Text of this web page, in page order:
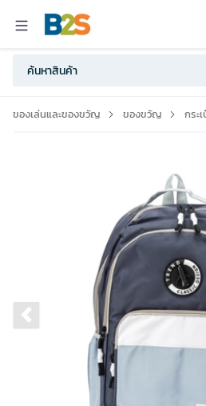
ของเล่นและของขวัญ ของขวัญ กระ
Previous slide